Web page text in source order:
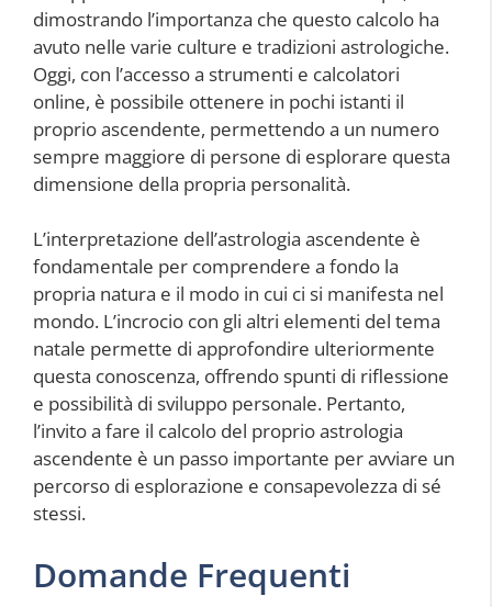
dimostrando l’importanza che questo calcolo ha
avuto nelle varie culture e tradizioni astrologiche.
Oggi, con l’accesso a strumenti e calcolatori
online, è possibile ottenere in pochi istanti il
proprio ascendente, permettendo a un numero
sempre maggiore di persone di esplorare questa
dimensione della propria personalità.
L’interpretazione dell’astrologia ascendente è
fondamentale per comprendere a fondo la
propria natura e il modo in cui ci si manifesta nel
mondo. L’incrocio con gli altri elementi del tema
natale permette di approfondire ulteriormente
questa conoscenza, offrendo spunti di riflessione
e possibilità di sviluppo personale. Pertanto,
l’invito a fare il calcolo del proprio astrologia
ascendente è un passo importante per avviare un
percorso di esplorazione e consapevolezza di sé
stessi.
Domande Frequenti